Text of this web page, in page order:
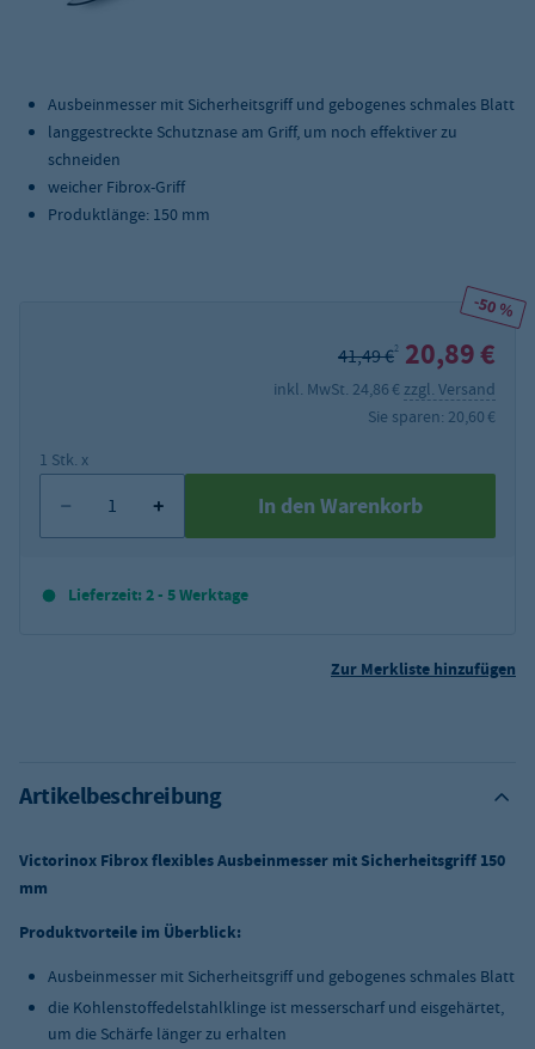
Ausbeinmesser mit Sicherheitsgriff und gebogenes schmales Blatt
langgestreckte Schutznase am Griff, um noch effektiver zu
schneiden
weicher Fibrox-Griff
Produktlänge: 150 mm
-50 %
41,49 €2 20,89 €
inkl. MwSt. 24,86 € zzgl. Versand
Sie sparen: 20,60 €
1 Stk. x
In den Warenkorb
Lieferzeit: 2 - 5 Werktage
Zur Merkliste hinzufügen
Artikelbeschreibung
Victorinox Fibrox flexibles Ausbeinmesser mit Sicherheitsgriff 150
mm
Produktvorteile im Überblick:
Ausbeinmesser mit Sicherheitsgriff und gebogenes schmales Blatt
die Kohlenstoffedelstahlklinge ist messerscharf und eisgehärtet,
um die Schärfe länger zu erhalten